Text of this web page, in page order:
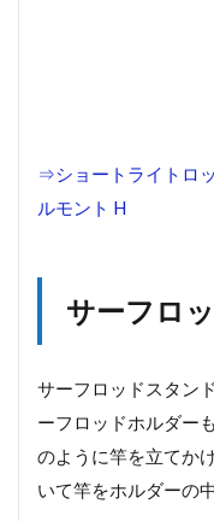
ル
MZLJ-
⇒ショートライトロ
ルモント H
サーフロ
サーフロッドスタン
ーフロッドホルダー
のように竿を立てか
いて竿をホルダーの